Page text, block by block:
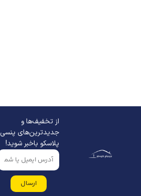
از تخفیف‌ها و
جدیدترین‌های پنسی
پلاسکو باخبر شوید!
ارسال